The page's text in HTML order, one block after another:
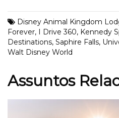
Disney Animal Kingdom
Forever, I Drive 360, Kennedy
Destinations, Saphire Falls,
Walt Disney World
Assuntos